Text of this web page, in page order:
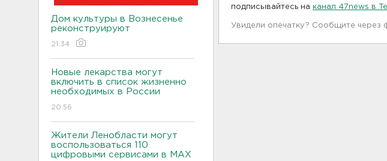
Дом культуры в Вознесенье
реконструируют
21:34
Новые лекарства могут
включить в список жизненно
необходимых в России
20:56
Жители Ленобласти могут
воспользоваться 110
цифровыми сервисами в МАХ
подписывайтесь на канал 47news в
Увидели опечатку? Сообщите через